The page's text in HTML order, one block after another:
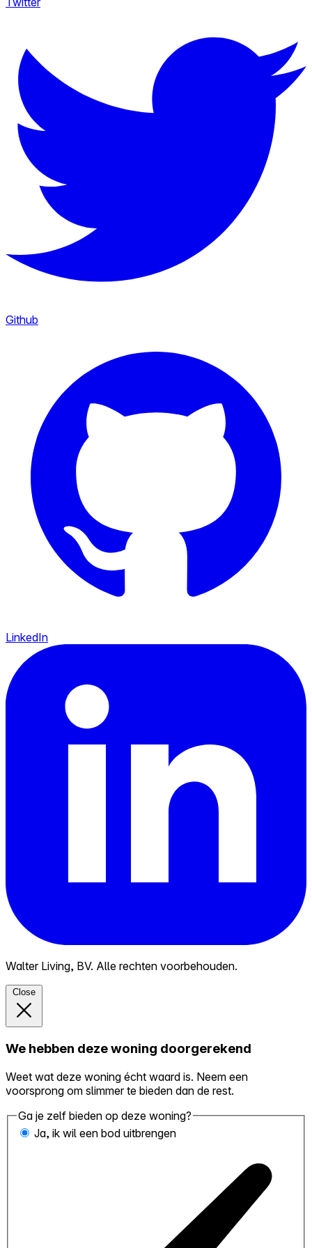
Github
LinkedIn
Walter Living, BV. Alle rechten voorbehouden.
Close
We hebben deze woning doorgerekend
Weet wat deze woning écht waard is. Neem een
voorsprong om slimmer te bieden dan de rest.
Ga je zelf bieden op deze woning?
Ja, ik wil een bod uitbrengen